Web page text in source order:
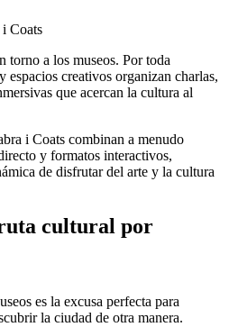
Coats
torno a los museos. Por toda
espacios creativos organizan charlas,
que acercan la cultura al
i Coats combinan a menudo
y formatos interactivos,
de disfrutar del arte y la cultura
cultural por
es la excusa perfecta para
la ciudad de otra manera.